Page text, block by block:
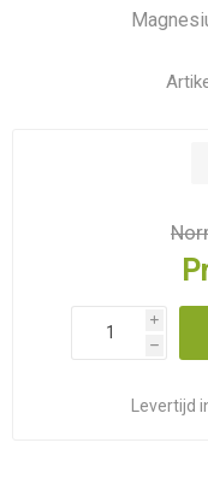
i
h
Levertijd